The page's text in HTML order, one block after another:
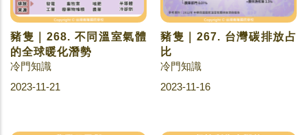
豬隻｜268. 不同溫室氣體
的全球暖化潛勢
冷門知識
2023-11-21
豬隻｜267. 台灣碳排放占
比
冷門知識
2023-11-16